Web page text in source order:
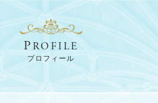
P ROFILE
プロフィール